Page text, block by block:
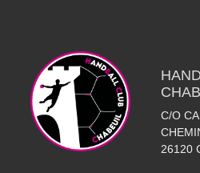
C/O
26120